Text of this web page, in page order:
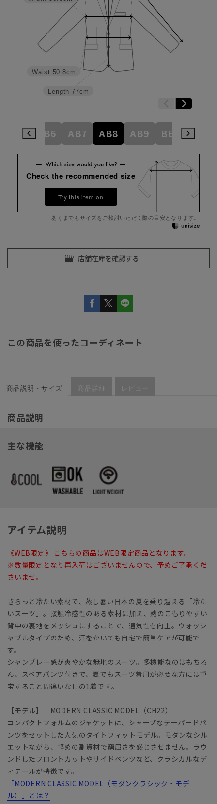
Length 77cm
Waist 50.8cm
AB6 AB7 AB8 AB9 BE3
Check the recommended size
Try this item on
あくまでもサイズをご検討いただく際の目安となります。
この商品を使ったコーディネート
商品説明・サイズ 商品詳細 レビュー
商品説明
主な機能
アイテム説明
《WEB限定》 こちらの商品はWEB限定商品となります。
※数量限定となり再入荷はございませんので、予めご了承くだ
さいませ。
さらっと冷たい素材で、蒸し暑い日本の夏を乗り越える「冷た
いスーツ」。接触冷感性のある素材に加え、熱のこもりやすい
背中の裏地をメッシュにすることで、通気性も向上。ウォッシ
ャブルタイプのため、汗をかいても自宅で簡単ケアが可能で
す。
シャンブレー感が爽やかな無地のスーツ。多機能なのはもちろ
ん、スペアパンツ付きで、夏でもスーツ着用が必要な方には重
宝すること間違いなしの1着です。
【モデル】 MODERN CLASSIC MODEL（CH22）
コンパクトフォルムのジャケットに、シャープなテーパードパ
ンツをセットした人気のタイトフィットモデル。モダンなシル
エットながら、軽めの副資材で窮屈さを感じさせません。ラウ
ンドしたフロントカットやサイドベンツなど、クラシカルなデ
ィテールが特徴です。
「MODERN CLASSIC MODEL（モダンクラシック・モデ
ル）」とは？